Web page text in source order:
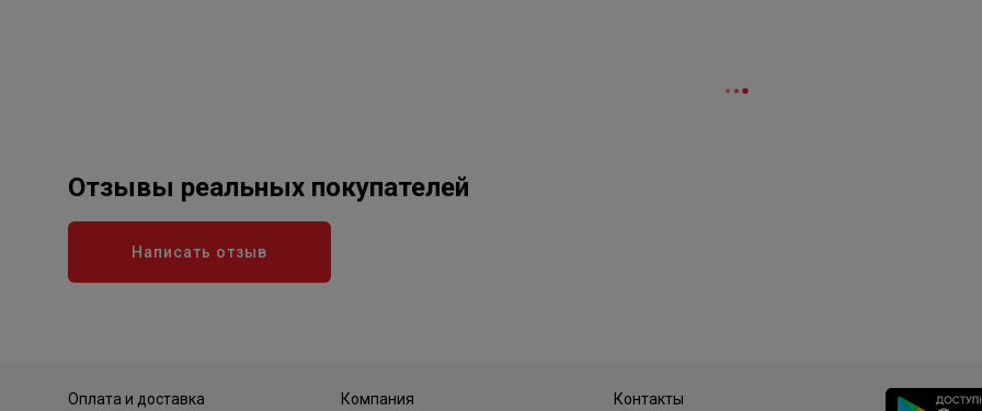
Отзывы реальных покупателей
Написать отзыв
Оплата и доставка Компания Контакты